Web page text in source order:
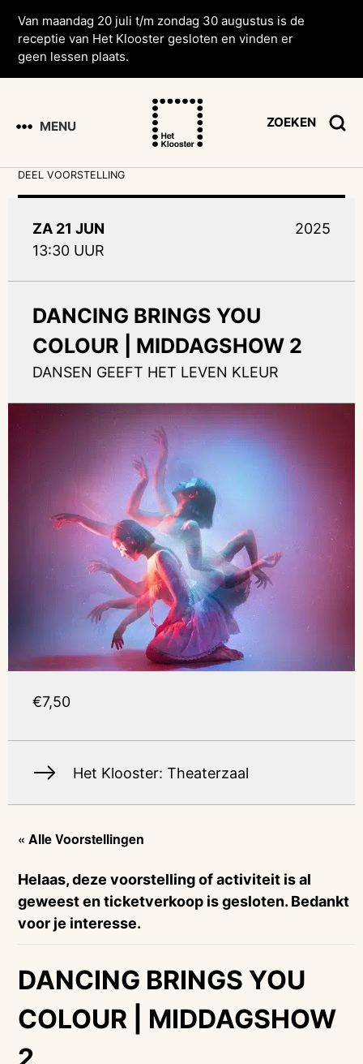
Van maandag 20 juli t/m zondag 30 augustus is de
receptie van Het Klooster gesloten en vinden er
geen lessen plaats.
MENU ZOEKEN
DEEL VOORSTELLING
« Alle Voorstellingen
Helaas, deze voorstelling of activiteit is al
geweest en ticketverkoop is gesloten. Bedankt
voor je interesse.
DANCING BRINGS YOU
COLOUR | MIDDAGSHOW
ZA 21 JUN
13:30 UUR
2025
DANCING BRINGS YOU
COLOUR | MIDDAGSHOW 2
DANSEN GEEFT HET LEVEN KLEUR
€7,50
Het Klooster: Theaterzaal